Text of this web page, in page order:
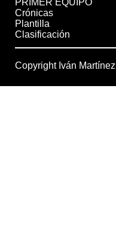
PRIMER EQUIPO
Crónicas
Plantilla
Clasificación
Copyright Iván